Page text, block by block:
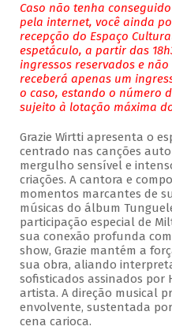
Caso não tenha
pela internet, você ainda
recepção do Espaço
espetáculo, a partir das
ingressos reservados e
receberá apenas um
o caso, estando o número
sujeito à lotação máxima
Grazie Wirtti apresenta o
centrado nas canções
mergulho sensível e
criações. A cantora e
momentos marcantes de
músicas do álbum
participação especial de
sua conexão profunda
show, Grazie mantém a
sua obra, aliando
sofisticados assinados por
artista. A direção musical
envolvente, sustentada
cena carioca.